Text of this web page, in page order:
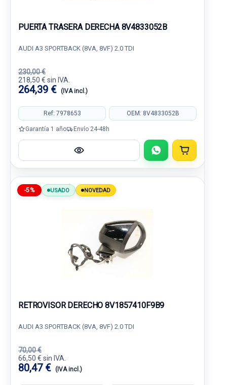
PUERTA TRASERA DERECHA 8V4833052B
AUDI A3 SPORTBACK (8VA, 8VF) 2.0 TDI
230,00 €
218,50 € sin IVA.
264,39 € (IVA incl.)
Ref: 7978653 OEM: 8V4833052B
Garantía 1 año Envío 24-48h
-5% USADO NOVEDAD
RETROVISOR DERECHO 8V1857410F9B9
AUDI A3 SPORTBACK (8VA, 8VF) 2.0 TDI
70,00 €
66,50 € sin IVA.
80,47 € (IVA incl.)